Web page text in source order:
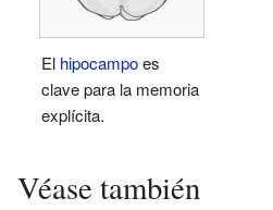
El hipocampoes
clave para la memoria
explícita.
Véase también